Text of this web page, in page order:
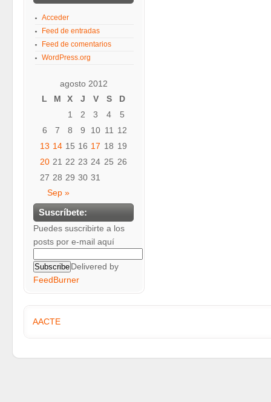
Acceder
Feed de entradas
Feed de comentarios
WordPress.org
agosto 2012
L
M X J V S
D
1
2 3 4
5
6
7 8 9 10 11
12
13 14 15 16 17 18 19
20 21 22 23 24 25 26
27 28 29 30 31
Sep »
Suscríbete:
Puedes suscribirte a los
posts por e-mail aquí
Delivered by
FeedBurner
AACTE